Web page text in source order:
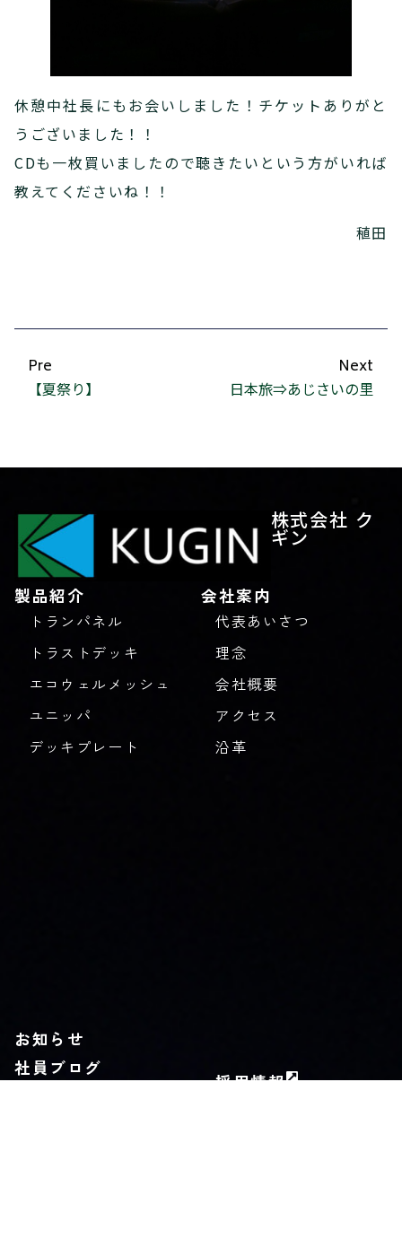
休憩中社長にもお会いしました！チケットありがと
うございました！！
CDも一枚買いましたので聴きたいという方がいれば
教えてくださいね！！
稙田
Pre
【夏祭り】
Next
日本旅⇒あじさいの里
株式会社 ク
ギン
製品紹介
トランパネル
トラストデッキ
エコウェルメッシュ
ユニッパ
デッキプレート
会社案内
代表あいさつ
理念
会社概要
アクセス
沿革
お知らせ
社員ブログ
採用情報